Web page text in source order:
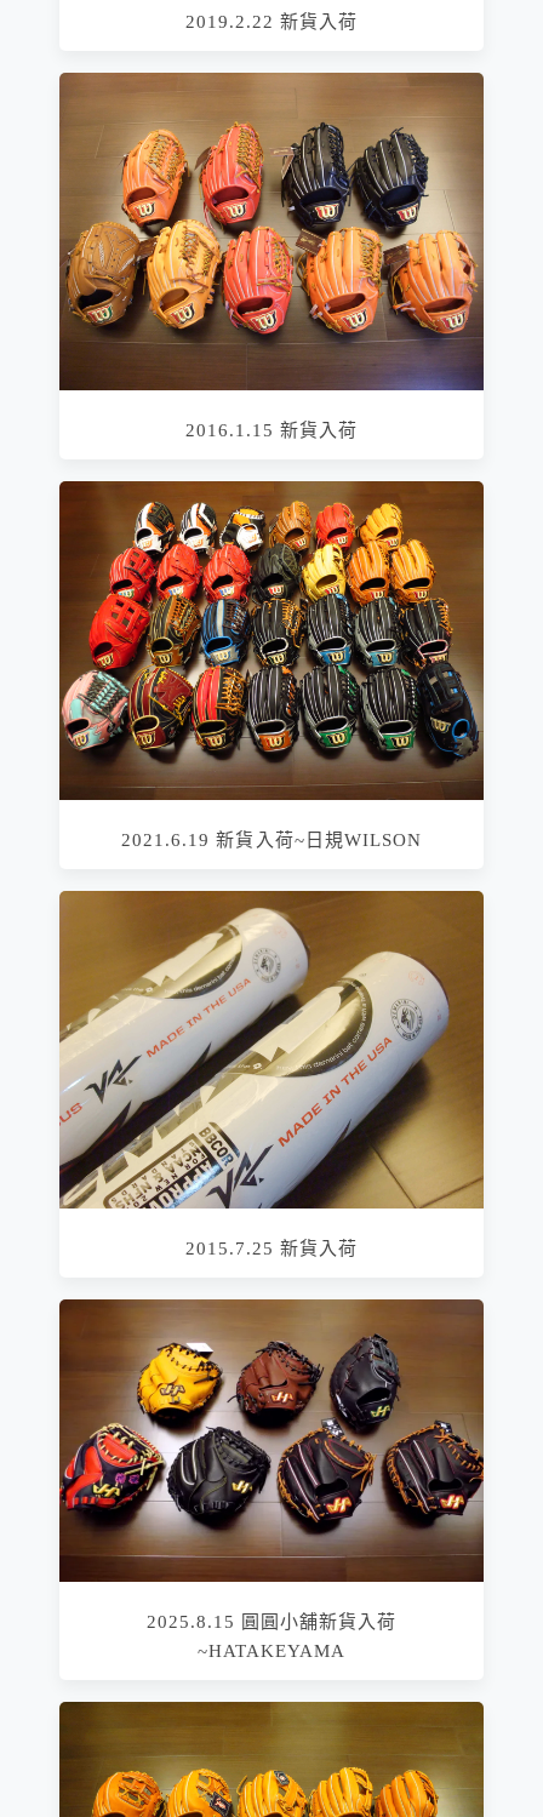
2019.2.22 新貨入荷
2016.1.15 新貨入荷
2021.6.19 新貨入荷~日規WILSON
2015.7.25 新貨入荷
2025.8.15 圓圓小舖新貨入荷
~HATAKEYAMA